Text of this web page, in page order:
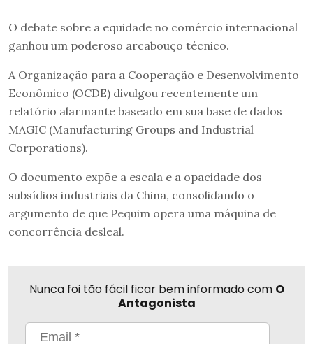
O debate sobre a equidade no comércio internacional
ganhou um poderoso arcabouço técnico.
A Organização para a Cooperação e Desenvolvimento
Econômico (OCDE) divulgou recentemente um
relatório alarmante baseado em sua base de dados
MAGIC (Manufacturing Groups and Industrial
Corporations).
O documento expõe a escala e a opacidade dos
subsídios industriais da China, consolidando o
argumento de que Pequim opera uma máquina de
concorrência desleal.
Nunca foi tão fácil ficar bem informado com O
Antagonista